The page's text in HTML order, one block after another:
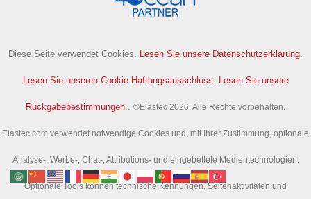
Diese Seite verwendet Cookies. Lesen Sie unsere Datenschutzerklärung.
Lesen Sie unseren Cookie-Haftungsausschluss. Lesen Sie unsere
Rückgabebestimmungen.. ©Elastec 2026. Alle Rechte vorbehalten.
Elastec.com verwendet notwendige Cookies und, mit Ihrer Zustimmung, optionale
Analyse-, Werbe-, Chat-, Attributions- und eingebettete Medientechnologien.
Optionale Tools können technische Kennungen, Seitenaktivitäten und